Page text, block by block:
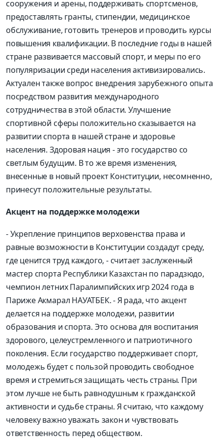
сооружения и арены, поддерживать спортсменов,
предоставлять гранты, стипендии, медицинское
обслуживание, готовить тренеров и проводить курсы
повышения квалификации. В последние годы в нашей
стране развивается массовый спорт, и меры по его
популяризации среди населения активизировались.
Актуален также вопрос внедрения зарубежного опыта
посредством развития международного
сотрудничества в этой области. Улучшение
спортивной сферы положительно сказывается на
развитии спорта в нашей стране и здоровье
населения. Здоровая нация - это государство со
светлым будущим. В то же время изменения,
внесенные в новый проект Конституции, несомненно,
принесут положительные результаты.
Акцент на поддержке молодежи
- Укрепление принципов верховенства права и
равные возможности в Конституции создадут среду,
где ценится труд каждого, - считает заслуженный
мастер спорта Республики Казахстан по парадзюдо,
чемпион летних Паралимпийских игр 2024 года в
Париже Акмарал НАУАТБЕК. - Я рада, что акцент
делается на поддержке молодежи, развитии
образования и спорта. Это основа для воспитания
здорового, целеустремленного и патриотичного
поколения. Если государство поддерживает спорт,
молодежь будет с пользой проводить свободное
время и стремиться защищать честь страны. При
этом лучше не быть равнодушным к гражданской
активности и судьбе страны. Я считаю, что каждому
человеку важно уважать закон и чувствовать
ответственность перед обществом.